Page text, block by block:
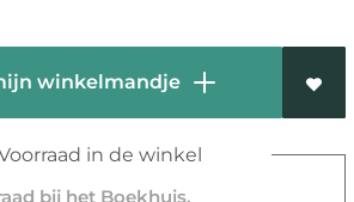
winkelmandje
in de winkel
bij het Boekhuis,